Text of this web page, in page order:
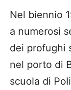
Nel biennio
a numerosi
dei profughi
nel porto di
scuola di